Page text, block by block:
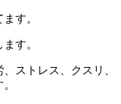
す。
す。
ストレス、クスリ、